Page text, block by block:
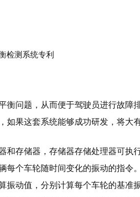
衡问题，从而便于驾驶员进行故障
果这套系统能够成功研发，将大有
和存储器，存储器存储处理器可执
每个车轮随时间变化的振动的指令
振动值，分别计算每个车轮的基准